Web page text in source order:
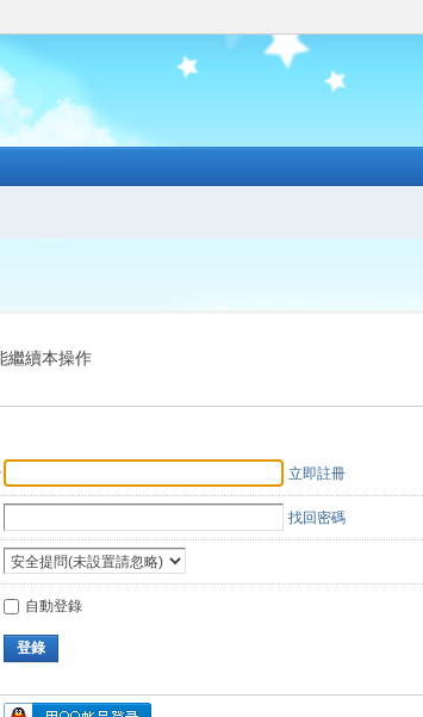
繼續本操作
立即註冊
找回密碼
自動登錄
登錄